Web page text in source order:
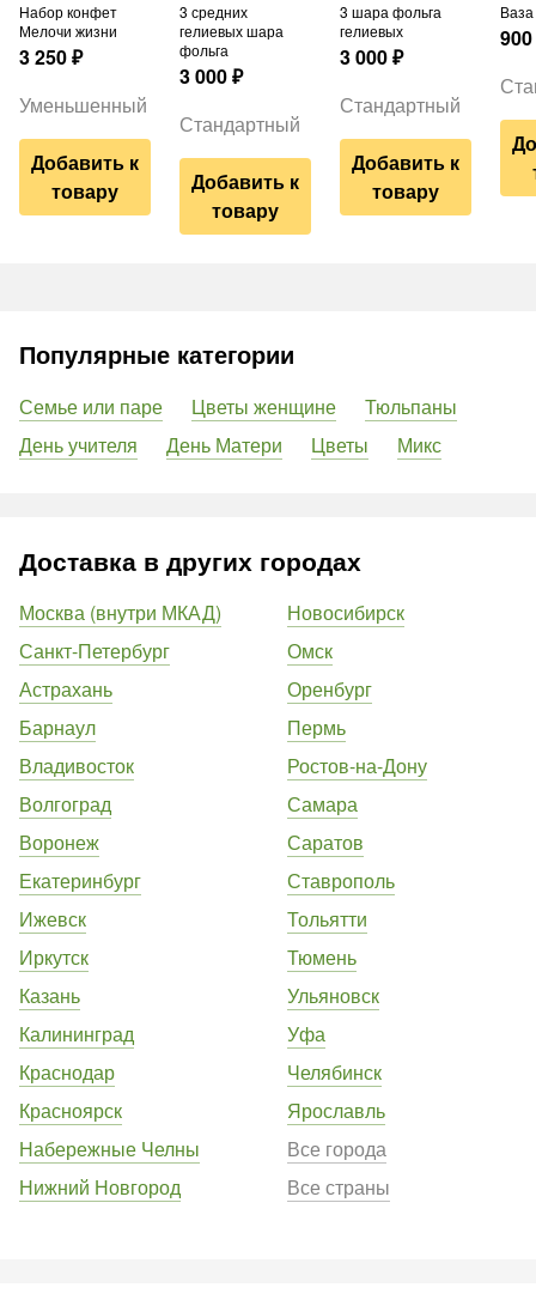
Набор конфет
Мелочи жизни
3 250₽
Уменьшенный
Добавить к
товару
3 средних
гелиевых шара
фольга
3 000₽
Стандартный
Добавить к
товару
3 шара фольга
гелиевых
3 000₽
Стандартный
Добавить к
товару
900
Популярные категории
Семье или паре Цветы женщине
Тюльпаны
День учителя
День Матери Цветы Микс
Доставка в других городах
Москва (внутри МКАД)
Санкт-Петербург
Астрахань
Барнаул
Владивосток
Волгоград
Воронеж
Екатеринбург
Ижевск
Иркутск
Казань
Калининград
Краснодар
Красноярск
Набережные Челны
Нижний Новгород
Новосибирск
Омск
Оренбург
Пермь
Ростов-на-Дону
Самара
Саратов
Ставрополь
Тольятти
Тюмень
Ульяновск
Уфа
Челябинск
Ярославль
Все города
Все страны